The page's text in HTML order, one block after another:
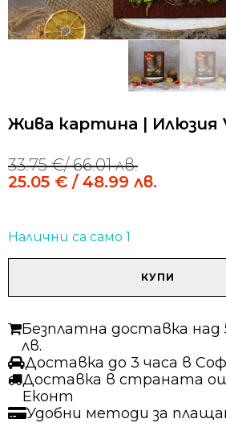
Жива картина | Илюзия
33.75€/ 66.01 лв.
Original
price
/
25.05 € / 48.99 лв.
Current
price
/Налични са само 1
картина
Илюзия
VIII
КУПИ
Безплатна доставка над
лв.
Доставка до 3 часа в
Доставка в страната
Еконт
Удобни методи за